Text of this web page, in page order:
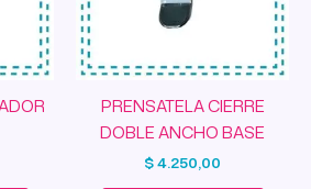
PRENSATELA CIERRE
DOBLE ANCHO BASE
$4.250,00